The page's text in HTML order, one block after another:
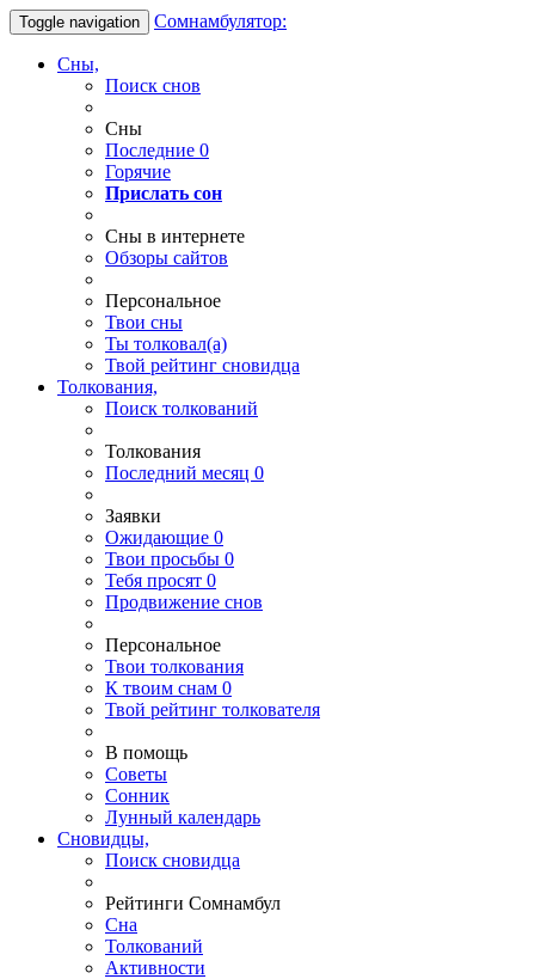
Toggle navigation Сомнамбулятор:
Сны,
Поиск снов
Сны
Последние 0
Горячие
Прислать сон
Сны в интернете
Обзоры сайтов
Персональное
Твои сны
Ты толковал(а)
Твой рейтинг сновидца
Толкования,
Поиск толкований
Толкования
Последний месяц 0
Заявки
Ожидающие 0
Твои просьбы 0
Тебя просят 0
Продвижение снов
Персональное
Твои толкования
К твоим снам 0
Твой рейтинг толкователя
В помощь
Советы
Сонник
Лунный календарь
Сновидцы,
Поиск сновидца
Рейтинги Сомнамбул
Сна
Толкований
Активности